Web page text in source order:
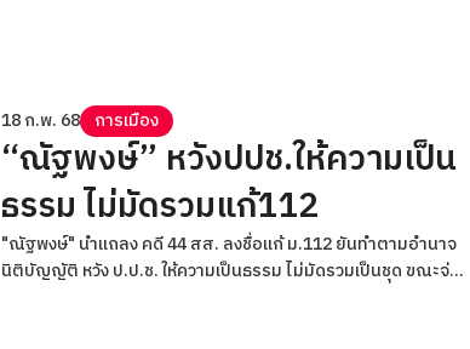
18 ก.พ. 68 การเมือง
“ณัฐพงษ์” หวังปปช.ให้ความเป็น
ธรรม ไม่มัดรวมแก้112
"ณัฐพงษ์" นำแถลง คดี 44 สส. ลงชื่อแก้ ม.112 ยันทำตามอำนาจ
นิติบัญญัติ หวัง ป.ป.ช. ให้ความเป็นธรรม ไม่มัดรวมเป็นชุด ขณะจ่อ